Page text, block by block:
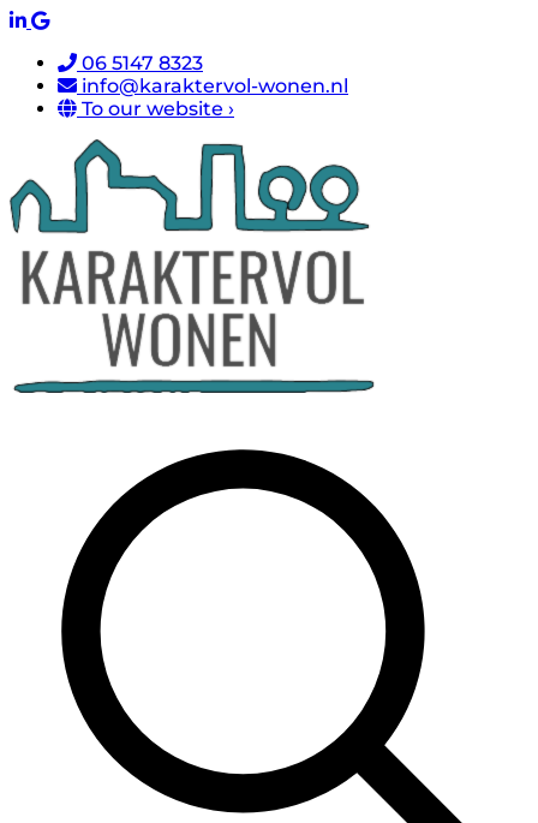
06 5147 8323
info@karaktervol-wonen.nl
To our website ›